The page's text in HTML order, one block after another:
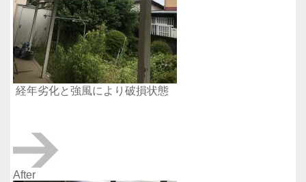
経年劣化と強風により破損状態
After